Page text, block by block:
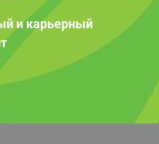
и карьерный